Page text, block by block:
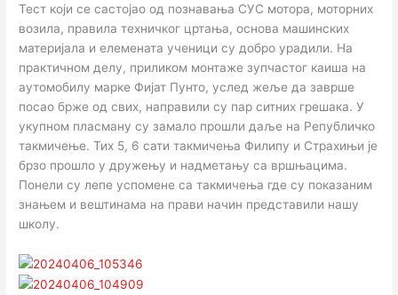
Тест који се састојао од познавања СУС мотора, моторних
возила, правила техничког цртања, основа машинских
материјала и елемената ученици су добро урадили. На
практичном делу, приликом монтаже зупчастог каиша на
аутомобилу марке Фијат Пунто, услед жеље да заврше
посао брже од свих, направили су пар ситних грешака. У
укупном пласману су замало прошли даље на Републичко
такмичење. Тих 5, 6 сати такмичења Филипу и Страхињи је
брзо прошло у дружењу и надметању са вршњацима.
Понели су лепе успомене са такмичења где су показаним
знањем и вештинама на прави начин представили нашу
школу.